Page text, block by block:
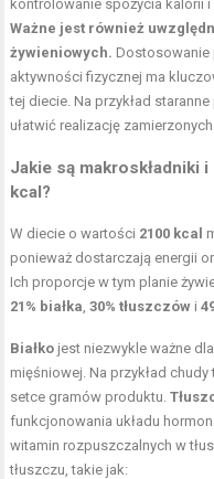
kontrolowanie spożycia kalorii
Ważne jest również
żywieniowych. Dostosowanie
aktywności fizycznej ma
tej diecie. Na przykład staranne
ułatwić realizację
Jakie są makroskładniki
kcal?
W diecie o wartości 2100 kcal
ponieważ dostarczają energii
Ich proporcje w tym planie
21% białka ,30% tłuszczów i
Białko jest niezwykle ważne
mięśniowej. Na przykład
setce gramów produktu.
funkcjonowania układu
witamin rozpuszczalnych w
tłuszczu , takie jak: